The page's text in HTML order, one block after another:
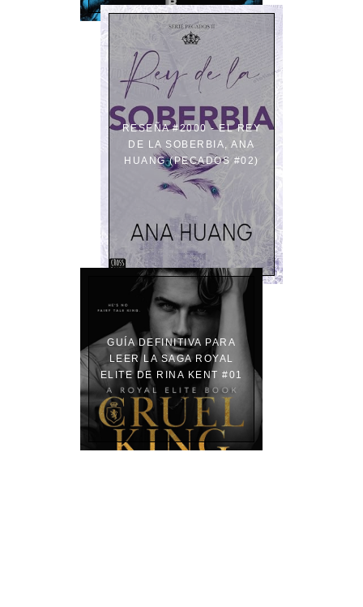
RESEÑA #2000 - EL REY
DE LA SOBERBIA, ANA
HUANG (PECADOS #02)
GUÍA DEFINITIVA PARA
LEER LA SAGA ROYAL
ELITE DE RINA KENT #01